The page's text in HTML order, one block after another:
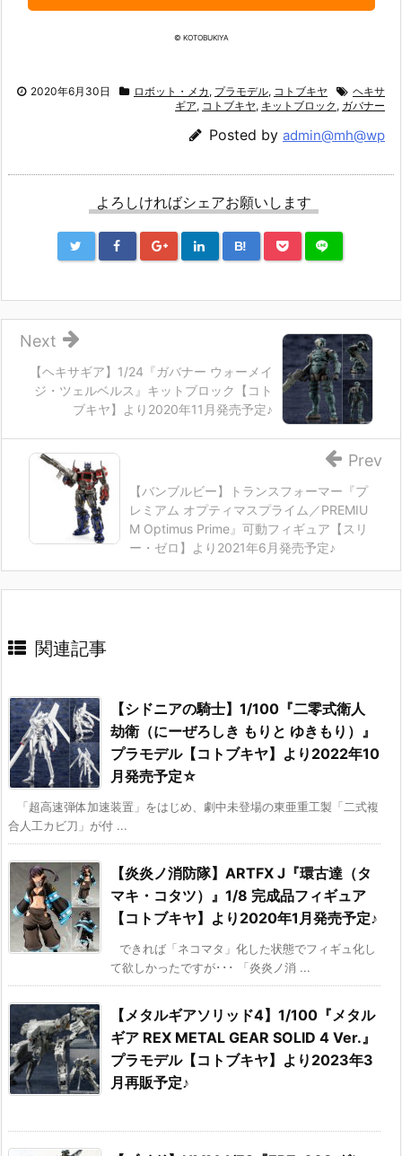
© KOTOBUKIYA
2020年6月30日 ロボット・メカ , プラモデル, コトブキヤ
ヘキサ
ギア, コトブキヤ, キットブロック , ガバナー
Posted by admin@mh@wp
よろしければシェアお願いします
B!
【ヘキサギア】1/24『ガバナー ウォーメイ
ジ・ツェルベルス』キットブロック【コト
ブキヤ】より2020年11月発売予定♪
Next
【バンブルビー】トランスフォーマー『プ
レミアム オプティマスプライム／PREMIU
M Optimus Prime』可動フィギュア【スリ
ー・ゼロ】より2021年6月発売予定♪
Prev
関連記事
【シドニアの騎士】1/100『二零式衛人
劫衛（にーぜろしき もりと ゆきもり）』
プラモデル【コトブキヤ】より2022年10
月発売予定☆
「超高速弾体加速装置」をはじめ、劇中未登場の東亜重工製「二式複
合人工カビ刀」が付 ...
【炎炎ノ消防隊】ARTFX J『環古達（タ
マキ・コタツ）』1/8 完成品フィギュア
【コトブキヤ】より2020年1月発売予定♪
できれば「ネコマタ」化した状態でフィギュ化し
て欲しかったですが･･･ 「炎炎ノ消 ...
【メタルギアソリッド4】1/100『メタル
ギア REX METAL GEAR SOLID 4 Ver.』
プラモデル【コトブキヤ】より2023年3
月再販予定♪